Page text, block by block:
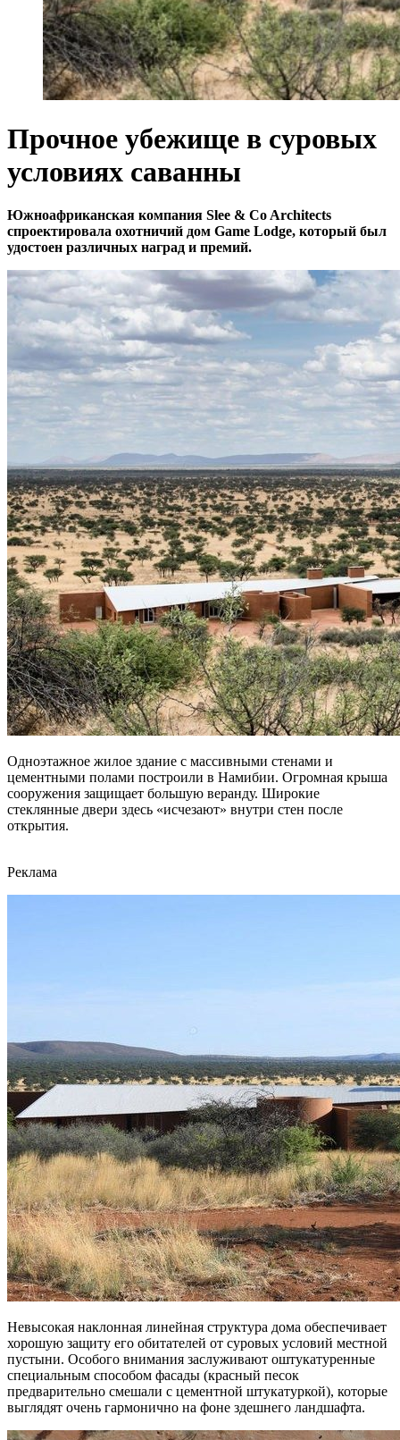
Прочное убежище в суровых
условиях саванны
Южноафриканская компания Slee & Co Architects
спроектировала охотничий дом Game Lodge, который был
удостоен различных наград и премий.
Одноэтажное жилое здание с массивными стенами и
цементными полами построили в Намибии. Огромная крыша
сооружения защищает большую веранду. Широкие
стеклянные двери здесь «исчезают» внутри стен после
открытия.
Реклама
Невысокая наклонная линейная структура дома обеспечивает
хорошую защиту его обитателей от суровых условий местной
пустыни. Особого внимания заслуживают оштукатуренные
специальным способом фасады (красный песок
предварительно смешали с цементной штукатуркой), которые
выглядят очень гармонично на фоне здешнего ландшафта.